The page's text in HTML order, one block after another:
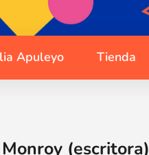
Apuleyo Tienda
(escritora)